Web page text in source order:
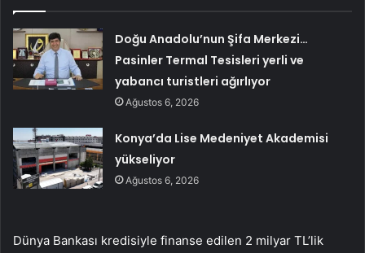
Doğu Anadolu’nun Şifa Merkezi…
Pasinler Termal Tesisleri yerli ve
yabancı turistleri ağırlıyor
Ağustos 6, 2026
Konya’da Lise Medeniyet Akademisi
yükseliyor
Ağustos 6, 2026
Dünya Bankası kredisiyle finanse edilen 2 milyar TL’lik